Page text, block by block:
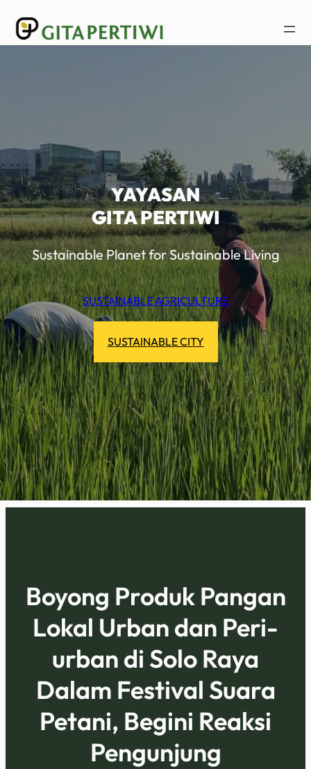
Lewati
ke
YAYASAN
GITA PERTIWI
Sustainable Planet for Sustainable Living
SUSTAINABLE AGRICULTURE
SUSTAINABLE CITY
Boyong Produk Pangan
Lokal Urban dan Peri-
urban di Solo Raya
Dalam Festival Suara
Petani, Begini Reaksi
Pengunjung